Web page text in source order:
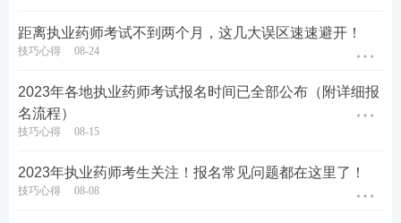
距离执业药师考试不到两个月，这几大误区速速避开！
技巧心得 08-24
2023年各地执业药师考试报名时间已全部公布（附详细报
名流程）
技巧心得 08-15
2023年执业药师考生关注！报名常见问题都在这里了！
技巧心得 08-08